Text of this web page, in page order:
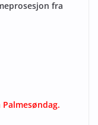
fra